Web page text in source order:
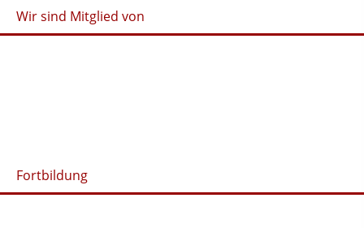
Wir sind Mitglied von
Fortbildung